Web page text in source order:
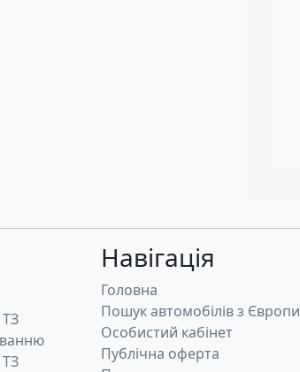
Навігація
Головна
Пошук автомобілів з Європи
Особистий кабінет
Публічна оферта